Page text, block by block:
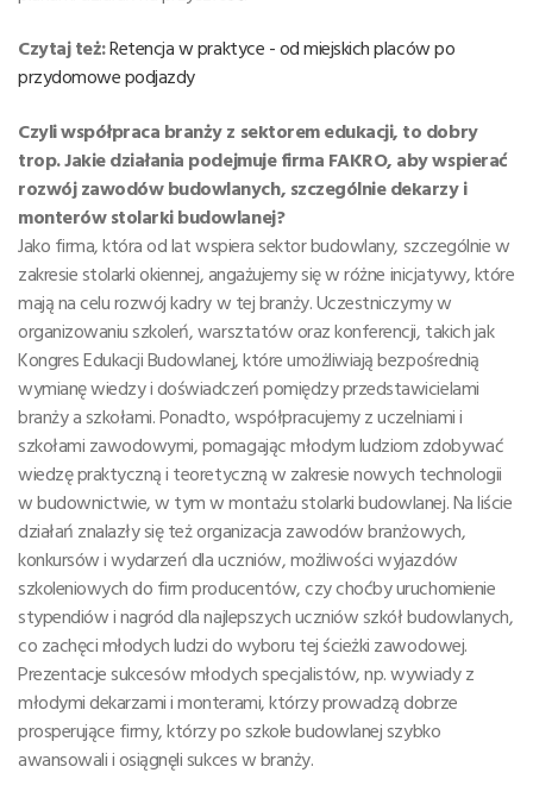
Czytaj też:Retencja w praktyce - od miejskich placów po
przydomowe podjazdy
Czyli współpraca branży z sektorem edukacji, to dobry
trop. Jakie działania podejmuje firma FAKRO, aby wspierać
rozwój zawodów budowlanych, szczególnie dekarzy i
monterów stolarki budowlanej?
Jako firma, która od lat wspiera sektor budowlany, szczególnie w
zakresie stolarki okiennej, angażujemy się w różne inicjatywy, które
mają na celu rozwój kadry w tej branży. Uczestniczymy w
organizowaniu szkoleń, warsztatów oraz konferencji, takich jak
Kongres Edukacji Budowlanej, które umożliwiają bezpośrednią
wymianę wiedzy i doświadczeń pomiędzy przedstawicielami
branży a szkołami. Ponadto, współpracujemy z uczelniami i
szkołami zawodowymi, pomagając młodym ludziom zdobywać
wiedzę praktyczną i teoretyczną w zakresie nowych technologii
w budownictwie, w tym w montażu stolarki budowlanej. Na liście
działań znalazły się też organizacja zawodów branżowych,
konkursów i wydarzeń dla uczniów, możliwości wyjazdów
szkoleniowych do firm producentów, czy choćby uruchomienie
stypendiów i nagród dla najlepszych uczniów szkół budowlanych,
co zachęci młodych ludzi do wyboru tej ścieżki zawodowej.
Prezentacje sukcesów młodych specjalistów, np. wywiady z
młodymi dekarzami i monterami, którzy prowadzą dobrze
prosperujące firmy, którzy po szkole budowlanej szybko
awansowali i osiągnęli sukces w branży.